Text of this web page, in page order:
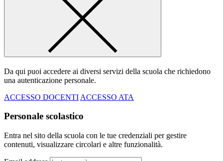
Da qui puoi accedere ai diversi servizi della scuola che richiedono
una autenticazione personale.
ACCESSO DOCENTI ACCESSO ATA
Personale scolastico
Entra nel sito della scuola con le tue credenziali per gestire
contenuti, visualizzare circolari e altre funzionalità.